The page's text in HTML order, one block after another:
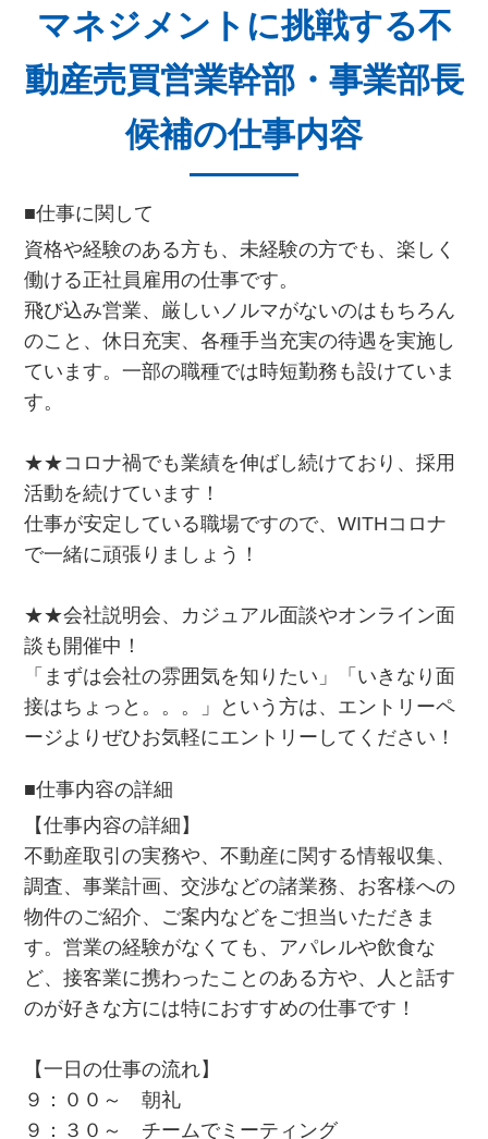
マネジメントに挑戦する不
動産売買営業幹部・事業部長
候補の仕事内容
■仕事に関して
資格や経験のある方も、未経験の方でも、楽しく
働ける正社員雇用の仕事です。
飛び込み営業、厳しいノルマがないのはもちろん
のこと、休日充実、各種手当充実の待遇を実施し
ています。一部の職種では時短勤務も設けていま
す。
★★コロナ禍でも業績を伸ばし続けており、採用
活動を続けています！
仕事が安定している職場ですので、WITHコロナ
で一緒に頑張りましょう！
★★会社説明会、カジュアル面談やオンライン面
談も開催中！
「まずは会社の雰囲気を知りたい」「いきなり面
接はちょっと。。。」という方は、エントリーペ
ージよりぜひお気軽にエントリーしてください！
■仕事内容の詳細
【仕事内容の詳細】
不動産取引の実務や、不動産に関する情報収集、
調査、事業計画、交渉などの諸業務、お客様への
物件のご紹介、ご案内などをご担当いただきま
す。営業の経験がなくても、アパレルや飲食な
ど、接客業に携わったことのある方や、人と話す
のが好きな方には特におすすめの仕事です！
【一日の仕事の流れ】
９：００～ 朝礼
９：３０～ チームでミーティング